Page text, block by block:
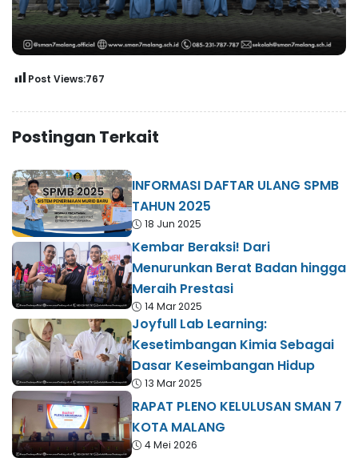
Post Views:767
Postingan Terkait
INFORMASI DAFTAR ULANG SPMB
TAHUN 2025
18 Jun 2025
Kembar Beraksi! Dari
Menurunkan Berat Badan hingga
Meraih Prestasi
14 Mar 2025
Joyfull Lab Learning:
Kesetimbangan Kimia Sebagai
Dasar Keseimbangan Hidup
13 Mar 2025
RAPAT PLENO KELULUSAN SMAN 7
KOTA MALANG
4 Mei 2026